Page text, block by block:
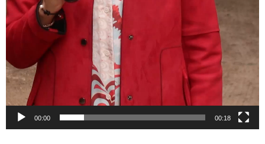
00:00 00:18